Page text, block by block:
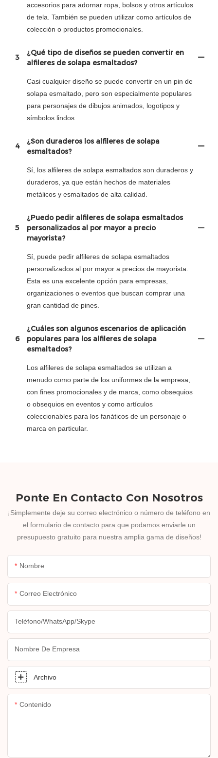
accesorios para adornar ropa, bolsos y otros artículos
de tela. También se pueden utilizar como artículos de
colección o productos promocionales.
3
¿Qué tipo de diseños se pueden convertir en
alfileres de solapa esmaltados?
Casi cualquier diseño se puede convertir en un pin de
solapa esmaltado, pero son especialmente populares
para personajes de dibujos animados, logotipos y
símbolos lindos.
4
¿Son duraderos los alfileres de solapa
esmaltados?
Sí, los alfileres de solapa esmaltados son duraderos y
duraderos, ya que están hechos de materiales
metálicos y esmaltados de alta calidad.
5
¿Puedo pedir alfileres de solapa esmaltados
personalizados al por mayor a precio
mayorista?
Sí, puede pedir alfileres de solapa esmaltados
personalizados al por mayor a precios de mayorista.
Esta es una excelente opción para empresas,
organizaciones o eventos que buscan comprar una
gran cantidad de pines.
6
¿Cuáles son algunos escenarios de aplicación
populares para los alfileres de solapa
esmaltados?
Los alfileres de solapa esmaltados se utilizan a
menudo como parte de los uniformes de la empresa,
con fines promocionales y de marca, como obsequios
o obsequios en eventos y como artículos
coleccionables para los fanáticos de un personaje o
marca en particular.
Ponte En Contacto Con Nosotros
¡Simplemente deje su correo electrónico o número de teléfono en
el formulario de contacto para que podamos enviarle un
presupuesto gratuito para nuestra amplia gama de diseños!
Nombre
Correo Electrónico
Teléfono/WhatsApp/Skype
Nombre De Empresa
Archivo
Contenido